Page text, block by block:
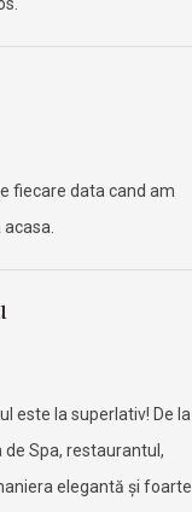
fiecare data cand am
este la superlativ! De la
Spa, restaurantul,
elegantă și foarte